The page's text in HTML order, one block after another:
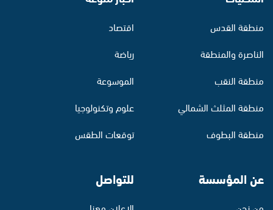
منطقة القدس
الناصرة والمنطقة
منطقة النقب
منطقة المثلث الشمالي
منطقة البطوف
اقتصاد
رياضة
الموسوعة
علوم وتكنولوجيا
توقعات الطقس
عن المؤسسة للتواصل